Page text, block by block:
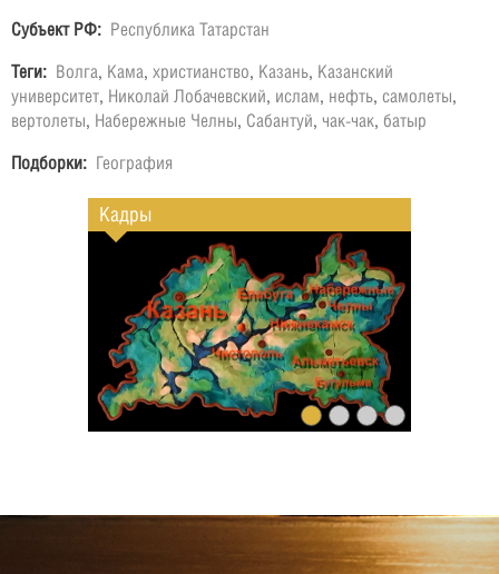
Субъект РФ: Республика Татарстан
Теги: Волга, Кама, христианство, Казань, Казанский
университет, Николай Лобачевский, ислам, нефть, самолеты,
вертолеты, Набережные Челны, Сабантуй, чак-чак, батыр
Подборки: География
Кадры